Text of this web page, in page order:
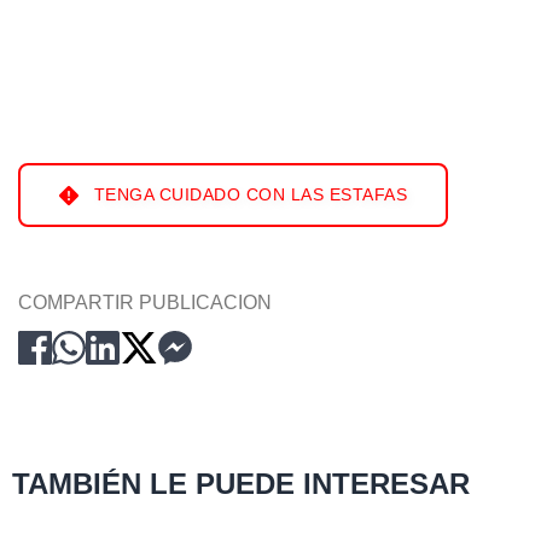
TENGA CUIDADO CON LAS ESTAFAS
COMPARTIR PUBLICACION
TAMBIÉN LE PUEDE INTERESAR